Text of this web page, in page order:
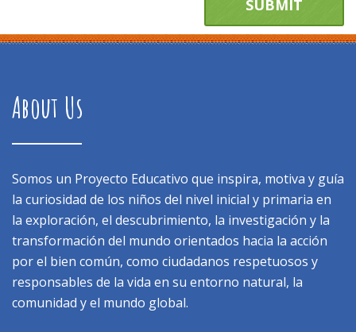
About Us
Somos un Proyecto Educativo que inspira, motiva y guía
la curiosidad de los niños del nivel inicial y primaria en
la exploración, el descubrimiento, la investigación y la
transformación del mundo orientados hacia la acción
por el bien común, como ciudadanos respetuosos y
responsables de la vida en su entorno natural, la
comunidad y el mundo global.